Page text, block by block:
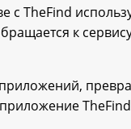
с TheFind
к
TheFind